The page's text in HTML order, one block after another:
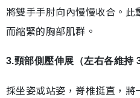
將雙手手肘向內慢慢收合。
而縮緊的胸部肌群。
3.頸部側壓伸展（左右各維持
採坐姿或站姿，脊椎挺直，